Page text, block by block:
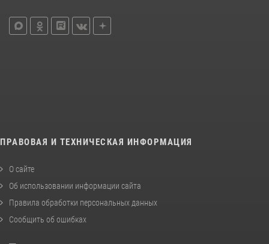
ПРАВОВАЯ И ТЕХНИЧЕСКАЯ ИНФОРМАЦИЯ
О сайте
Об использовании информации сайта
Правила обработки персональных данных
Сообщить об ошибках